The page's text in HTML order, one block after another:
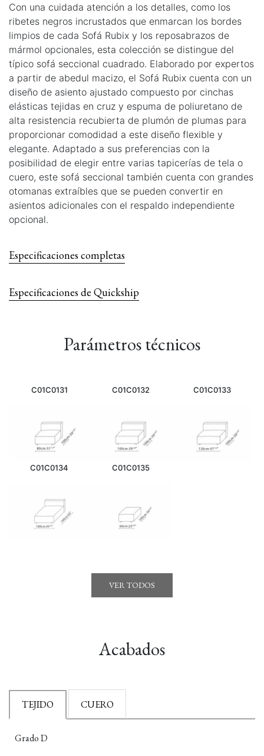
Con una cuidada atención a los detalles, como los
ribetes negros incrustados que enmarcan los bordes
limpios de cada Sofá Rubix y los reposabrazos de
mármol opcionales, esta colección se distingue del
típico sofá seccional cuadrado. Elaborado por expertos
a partir de abedul macizo, el Sofá Rubix cuenta con un
diseño de asiento ajustado compuesto por cinchas
elásticas tejidas en cruz y espuma de poliuretano de
alta resistencia recubierta de plumón de plumas para
proporcionar comodidad a este diseño flexible y
elegante. Adaptado a sus preferencias con la
posibilidad de elegir entre varias tapicerías de tela o
cuero, este sofá seccional también cuenta con grandes
otomanas extraíbles que se pueden convertir en
asientos adicionales con el respaldo independiente
opcional.
Especificaciones completas
Especificaciones de Quickship
Parámetros técnicos
C01C0131 C01C0132 C01C0133
C01C0134 C01C0135
VER TODOS
Acabados
TEJIDO CUERO
Grado D